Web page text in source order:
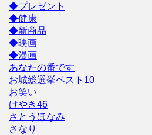
◆プレゼント
◆健康
◆新商品
◆映画
◆漫画
あなたの番です
お城総選挙ベスト10
お笑い
けやき46
さとうほなみ
さなり